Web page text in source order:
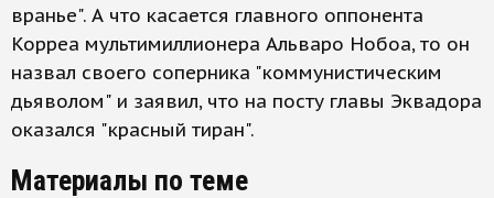
вранье". А что касается главного оппонента
Корреа мультимиллионера Альваро Нобоа, то он
назвал своего соперника "коммунистическим
дьяволом" и заявил, что на посту главы Эквадора
оказался "красный тиран".
Материалы по теме